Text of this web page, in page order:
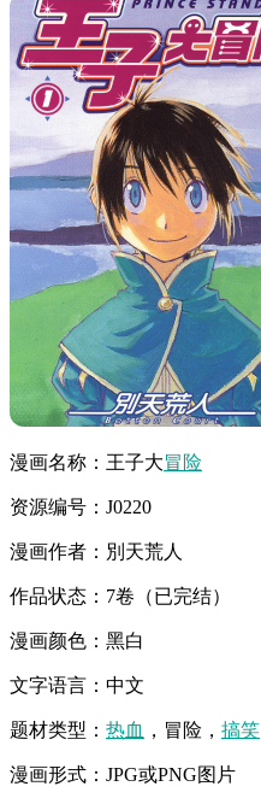
漫画名称：王子大冒险
资源编号：J0220
漫画作者：別天荒人
作品状态：7卷（已完结）
漫画颜色：黑白
文字语言：中文
题材类型： 热血 ，冒险， 搞笑
漫画形式：JPG或PNG图片